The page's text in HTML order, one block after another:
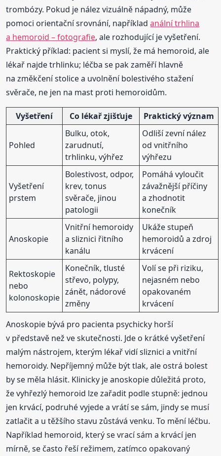
trombózy. Pokud je nález vizuálně nápadný, může
pomoci orientační srovnání, napříkladanální trhlina
a hemoroid – fotografie, ale rozhodující je vyšetření.
Praktický příklad: pacient si myslí, že má hemoroid, ale
lékař najde trhlinku; léčba se pak zaměří hlavně
na změkčení stolice a uvolnění bolestivého stažení
svěrače, ne jen na mast proti hemoroidům.
Vyšetření Co lékař zjišťuje Praktický význam
Pohled
Bulku, otok,
zarudnutí,
trhlinku, výhřez
Odliší zevní nález
od vnitřního
výhřezu
Vyšetření
prstem
Bolestivost, odpor,
krev, tonus
svěrače, jinou
patologii
Pomáhá vyloučit
závažnější příčiny
a zhodnotit
konečník
Anoskopie
Vnitřní hemoroidy
a sliznici řitního
kanálu
Ukáže stupeň
hemoroidů a zdroj
krvácení
Rektoskopie
nebo
kolonoskopie
Konečník, tlusté
střevo, polypy,
zánět, nádorové
změny
Volí se při riziku,
nejasném nebo
opakovaném
krvácení
Anoskopie bývá pro pacienta psychicky horší
v představě než ve skutečnosti. Jde o krátké vyšetření
malým nástrojem, kterým lékař vidí sliznici a vnitřní
hemoroidy. Nepříjemný může být tlak, ale ostrá bolest
by se měla hlásit. Klinicky je anoskopie důležitá proto,
že vyhřezlý hemoroid lze zařadit podle stupně: jednou
jen krvácí, podruhé vyjede a vrátí se sám, jindy se musí
zatlačit a u těžšího stavu zůstává venku. To mění léčbu.
Například hemoroid, který se vrací sám a krvácí jen
mírně, se často řeší režimem, zatímco opakovaný